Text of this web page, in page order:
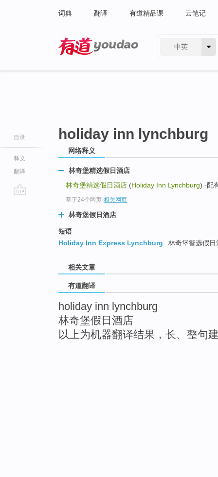
词典 翻译 有道精品课 云笔记
中英
目录
释义
翻译
holiday inn lynchburg
网络释义
林奇堡精选假日酒店
林奇堡精选假日酒店 (Holiday Inn Lynchburg) -配
基于24个网页-相关网页
林奇堡假日酒店
短语
Holiday Inn Express Lynchburg
林奇堡智选假日
相关文章
有道翻译
holiday inn lynchburg
林奇堡假日酒店
以上为机器翻译结果，长、整句